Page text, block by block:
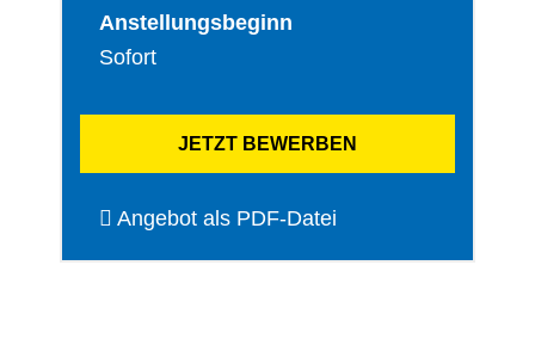
Anstellungsbeginn
Sofort
JETZT BEWERBEN
Angebot als PDF-Datei